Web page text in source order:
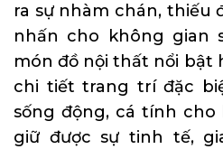
ra sự nhàm chán, thiếu
nhấn cho không gian
món đồ nội thất nổi bật
chi tiết trang trí đặc
sống động, cá tính cho
giữ được sự tinh tế,